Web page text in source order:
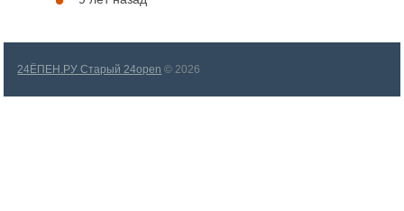
24ЁПЕН.РУ Старый 24open © 2026